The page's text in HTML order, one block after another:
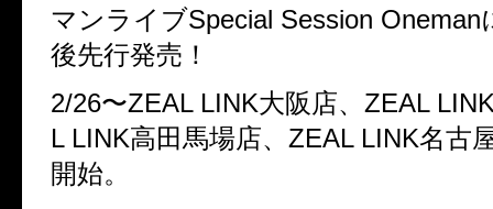
マンライブSpecial Session Oneman
後先行発売！
2/26〜ZEAL LINK大阪店、ZEAL
L LINK高田馬場店、ZEAL LINK名古
開始。